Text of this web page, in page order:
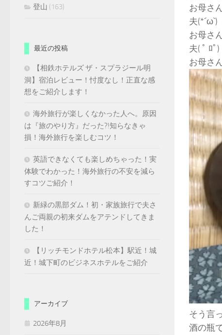
お母さ
夫(*´ω`)
お母さ
夫( ﾟ ﾛﾟ
お母さ
そう言
酒の瓶
登山 (163)
最近の投稿
【相鉄ホテルズ ザ・スプラジール明
洞】宿泊レビュー！忖度なし！正直な感
想をご紹介します！
海外旅行が楽しくなかった人へ。原因
は『旅のやり方』だった?!知らなきゃ
損！海外旅行を楽しむコツ！
英語できなくても楽しめちゃった！実
体験でわかった！海外旅行の不安を減ら
すコツご紹介！
新緑の黒部ダム！初・家族旅行で夫さ
んご両親の初来ダムをアテンドしてきま
した！
【リッチモンドホテル松本】駅近！城
近！城下町のビジネスホテルをご紹介
アーカイブ
2026年8月